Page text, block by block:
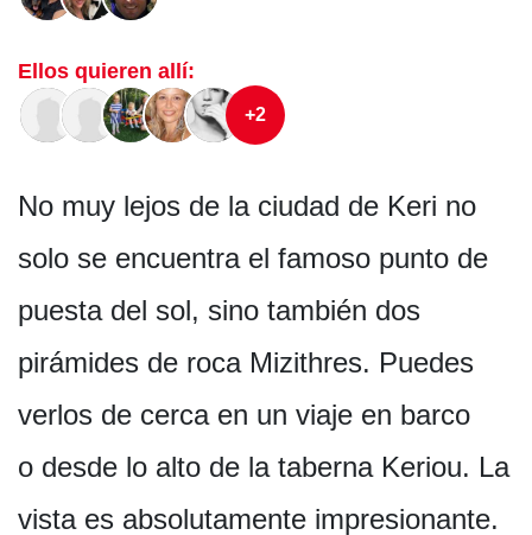
Ellos quieren allí:
+2
No muy lejos de la ciudad de Keri no
solo se encuentra el famoso punto de
puesta del sol, sino también dos
pirámides de roca Mizithres. Puedes
verlos de cerca en un viaje en barco
o desde lo alto de la taberna Keriou. La
vista es absolutamente impresionante.